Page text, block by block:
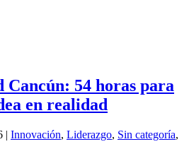
Cancún: 54 horas para
en realidad
| Innovación, Liderazgo, Sin categoría,